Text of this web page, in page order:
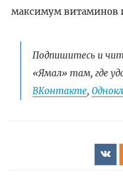
максимум витаминов
Подпишитесь и
«Ямал» там, где
ВКонтакте,